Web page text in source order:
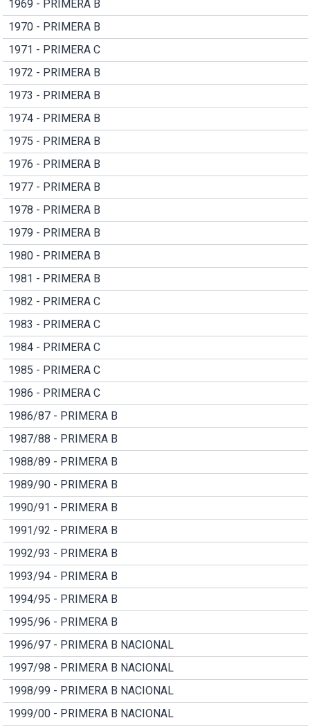
1969 - PRIMERA B
1970 - PRIMERA B
1971 - PRIMERA C
1972 - PRIMERA B
1973 - PRIMERA B
1974 - PRIMERA B
1975 - PRIMERA B
1976 - PRIMERA B
1977 - PRIMERA B
1978 - PRIMERA B
1979 - PRIMERA B
1980 - PRIMERA B
1981 - PRIMERA B
1982 - PRIMERA C
1983 - PRIMERA C
1984 - PRIMERA C
1985 - PRIMERA C
1986 - PRIMERA C
1986/87 - PRIMERA B
1987/88 - PRIMERA B
1988/89 - PRIMERA B
1989/90 - PRIMERA B
1990/91 - PRIMERA B
1991/92 - PRIMERA B
1992/93 - PRIMERA B
1993/94 - PRIMERA B
1994/95 - PRIMERA B
1995/96 - PRIMERA B
1996/97 - PRIMERA B NACIONAL
1997/98 - PRIMERA B NACIONAL
1998/99 - PRIMERA B NACIONAL
1999/00 - PRIMERA B NACIONAL